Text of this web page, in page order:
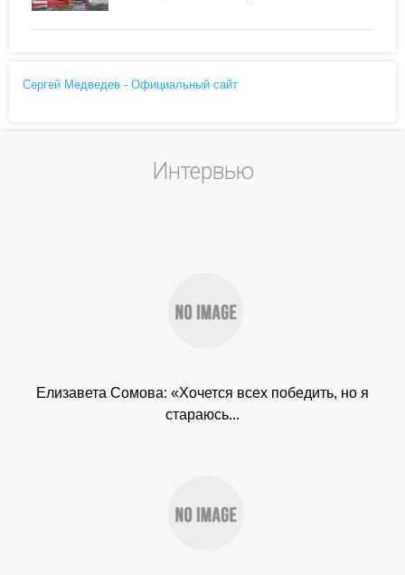
Сергей Медведев - Официальный сайт
Интервью
Елизавета Сомова: «Хочется всех победить, но я
стараюсь...